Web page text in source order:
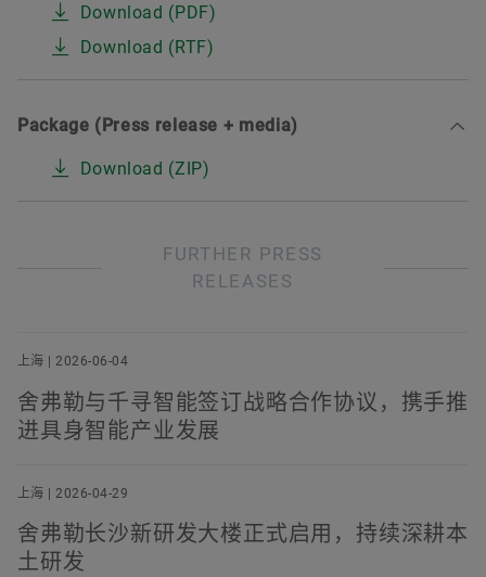
Download (PDF)
Download (RTF)
Package (Press release + media)
Download (ZIP)
FURTHER PRESS
RELEASES
上海 | 2026-06-04
舍弗勒与千寻智能签订战略合作协议，携手推
进具身智能产业发展
上海 | 2026-04-29
舍弗勒长沙新研发大楼正式启用，持续深耕本
土研发